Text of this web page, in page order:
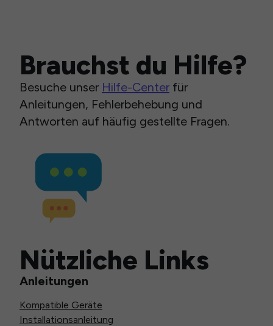
Brauchst du Hilfe?
Besuche unser Hilfe-Center für
Anleitungen, Fehlerbehebung und
Antworten auf häufig gestellte Fragen.
Nützliche Links
Anleitungen
Kompatible Geräte
Installationsanleitung